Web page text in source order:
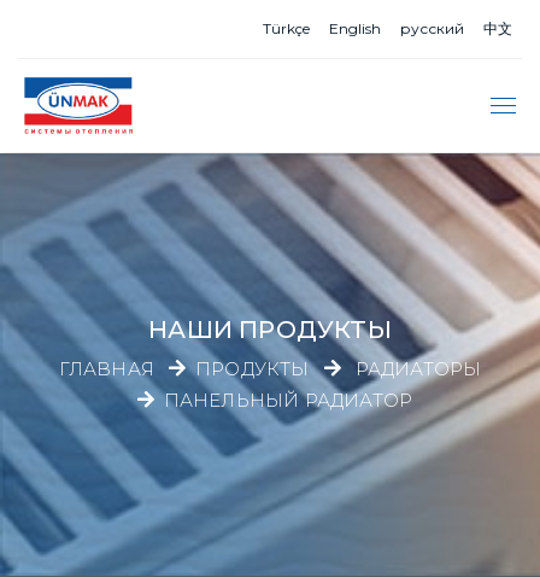
Türkçe English русский 中文
НАШИ ПРОДУКТЫ
ГЛАВНАЯ ПРОДУКТЫ
РАДИАТОРЫ
ПАНЕЛЬНЫЙ РАДИАТОР